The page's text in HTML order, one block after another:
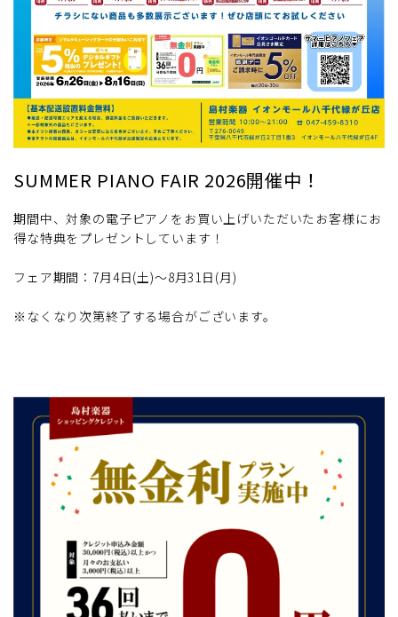
SUMMER PIANO FAIR 2026開催中！
期間中、対象の電子ピアノをお買い上げいただいたお客様にお
得な特典をプレゼントしています！
フェア期間：7月4日(土)～8月31日(月)
※なくなり次第終了する場合がございます。